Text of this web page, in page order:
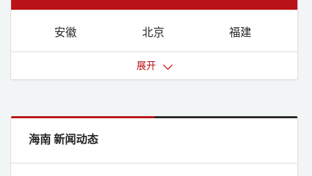
安徽 北京 福建
贵州 海南 河北
湖南
展开
海南 新闻动态